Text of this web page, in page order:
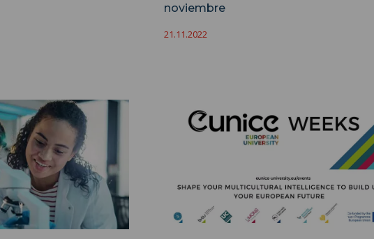
noviembre
21.11.2022